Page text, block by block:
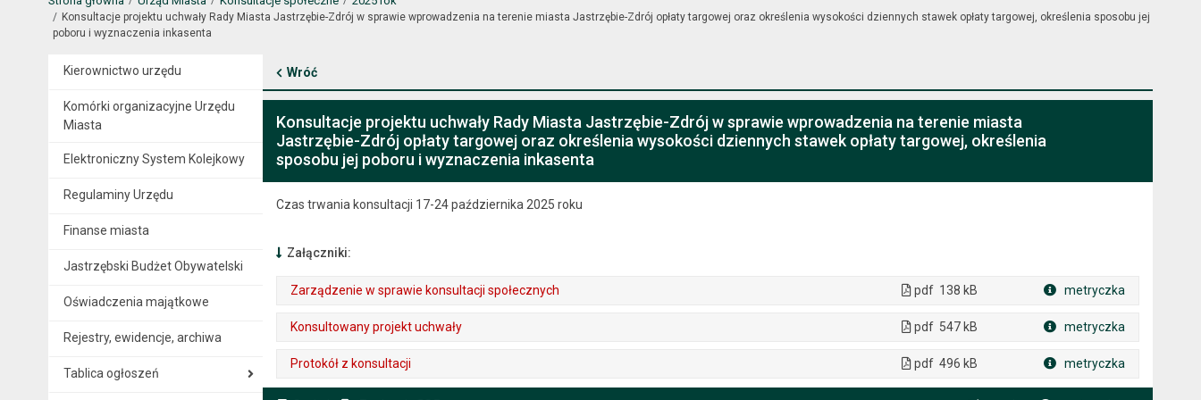
Konsultacje projektu uchwały Rady Miasta Jastrzębie-Zdrój w sprawie wprowadzenia na terenie miasta Jastrzębie-Zdrój opłaty targowej oraz określenia wysokości dziennych stawek opłaty targowej, określenia sposobu jej
poboru i wyznaczenia inkasenta
Kierownictwo urzędu
Komórki organizacyjne Urzędu
Miasta
Elektroniczny System Kolejkowy
Regulaminy Urzędu
Finanse miasta
Jastrzębski Budżet Obywatelski
Oświadczenia majątkowe
Rejestry, ewidencje, archiwa
Tablica ogłoszeń
Wróć
Konsultacje projektu uchwały Rady Miasta Jastrzębie-Zdrój w sprawie wprowadzenia na terenie miasta
Jastrzębie-Zdrój opłaty targowej oraz określenia wysokości dziennych stawek opłaty targowej, określenia
sposobu jej poboru i wyznaczenia inkasenta
Czas trwania konsultacji 17-24 października 2025 roku
Załączniki:
Zarządzenie w sprawie konsultacji społecznych pdf 138 kB metryczka
Konsultowany projekt uchwały pdf 547 kB metryczka
Protokół z konsultacji pdf 496 kB metryczka